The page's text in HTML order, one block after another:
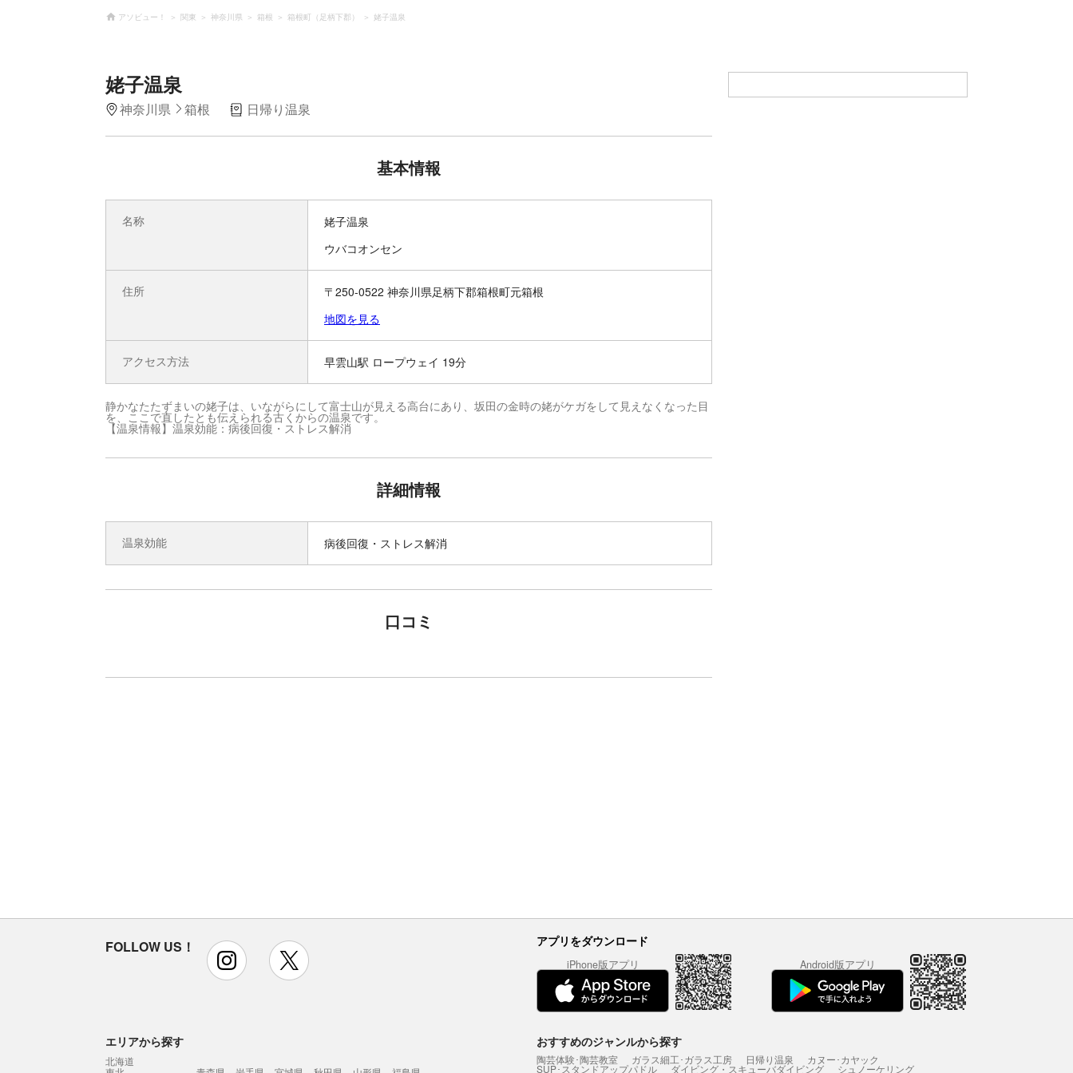
アソビュー！ 関東 神奈川県 箱根 箱根町（足柄下郡） 姥子温泉
姥子温泉
神奈川県 箱根 日帰り温泉
基本情報
名称
姥子温泉
ウバコオンセン
住所
〒250-0522 神奈川県足柄下郡箱根町元箱根
地図を見る
アクセス方法 早雲山駅 ロープウェイ 19分
静かなたたずまいの姥子は、いながらにして富士山が見える高台にあり、坂田の金時の姥がケガをして見えなくなった目
を、ここで直したとも伝えられる古くからの温泉です。
【温泉情報】温泉効能：病後回復・ストレス解消
詳細情報
温泉効能 病後回復・ストレス解消
口コミ
FOLLOW US！ instagram アプリをダウンロード
iPhone版アプリ Android版アプリ
エリアから探す
北海道
おすすめのジャンルから探す
陶芸体験･陶芸教室 ガラス細工･ガラス工房 日帰り温泉 カヌー･カヤック
SUP･スタンドアップパドル ダイビング・スキューバダイビング シュノーケリング